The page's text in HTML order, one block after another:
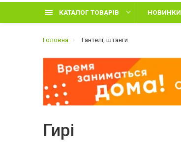
КАТАЛОГ ТОВАРІВ НОВИНКИ
Головна Гантелі, штанги
Гирі